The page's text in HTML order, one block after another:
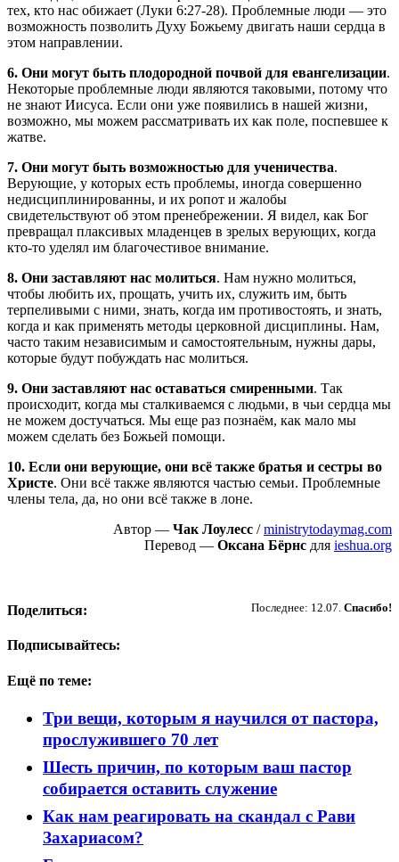
тех, кто нас обижает (Луки 6:27-28). Проблемные люди — это
возможность позволить Духу Божьему двигать наши сердца в
этом направлении.
6. Они могут быть плодородной почвой для евангелизации.
Некоторые проблемные люди являются таковыми, потому что
не знают Иисуса. Если они уже появились в нашей жизни,
возможно, мы можем рассматривать их как поле, поспевшее к
жатве.
7. Они могут быть возможностью для ученичества.
Верующие, у которых есть проблемы, иногда совершенно
недисциплинированны, и их ропот и жалобы
свидетельствуют об этом пренебрежении. Я видел, как Бог
превращал плаксивых младенцев в зрелых верующих, когда
кто-то уделял им благочестивое внимание.
8. Они заставляют нас молиться. Нам нужно молиться,
чтобы любить их, прощать, учить их, служить им, быть
терпеливыми с ними, знать, когда им противостоять, и знать,
когда и как применять методы церковной дисциплины. Нам,
часто таким независимым и самостоятельным, нужны дары,
которые будут побуждать нас молиться.
9. Они заставляют нас оставаться смиренными. Так
происходит, когда мы сталкиваемся с людьми, в чьи сердца мы
не можем достучаться. Мы еще раз познаём, как мало мы
можем сделать без Божьей помощи.
10. Если они верующие, они всё также братья и сестры во
Христе. Они всё также являются частью семьи. Проблемные
члены тела, да, но они всё также в лоне.
Автор — Чак Лоулесс /ministrytodaymag.com
Перевод — Оксана Бёрнс для ieshua.org
Последнее: 12.07. Спасибо!
Поделиться:
Подписывайтесь:
Ещё по теме:
Три вещи, которым я научился от пастора,
прослужившего 70 лет
Шесть причин, по которым ваш пастор
собирается оставить служение
Как нам реагировать на скандал с Рави
Захариасом?